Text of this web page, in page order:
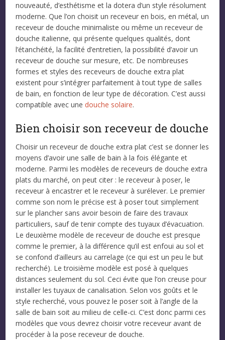
nouveauté, d’esthétisme et la dotera d’un style résolument
moderne. Que l’on choisit un receveur en bois, en métal, un
receveur de douche minimaliste ou même un receveur de
douche italienne, qui présente quelques qualités, dont
l’étanchéité, la facilité d’entretien, la possibilité d’avoir un
receveur de douche sur mesure, etc. De nombreuses
formes et styles des receveurs de douche extra plat
existent pour s’intégrer parfaitement à tout type de salles
de bain, en fonction de leur type de décoration. C’est aussi
compatible avec unedouche solaire.
Bien choisir son receveur de douche
Choisir un receveur de douche extra plat c’est se donner les
moyens d’avoir une salle de bain à la fois élégante et
moderne. Parmi les modèles de receveurs de douche extra
plats du marché, on peut citer : le receveur à poser, le
receveur à encastrer et le receveur à surélever. Le premier
comme son nom le précise est à poser tout simplement
sur le plancher sans avoir besoin de faire des travaux
particuliers, sauf de tenir compte des tuyaux d’évacuation.
Le deuxième modèle de receveur de douche est presque
comme le premier, à la différence qu’il est enfoui au sol et
se confond d’ailleurs au carrelage (ce qui est un peu le but
recherché). Le troisième modèle est posé à quelques
distances seulement du sol. Ceci évite que l’on creuse pour
installer les tuyaux de canalisation. Selon vos goûts et le
style recherché, vous pouvez le poser soit à l’angle de la
salle de bain soit au milieu de celle-ci. C’est donc parmi ces
modèles que vous devrez choisir votre receveur avant de
procéder à la pose receveur de douche.